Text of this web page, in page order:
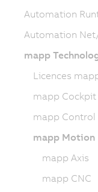
Automation
Automation
mapp
Licences
mapp Cockpit
mapp Control
mapp Motion
mapp Axis
mapp CNC